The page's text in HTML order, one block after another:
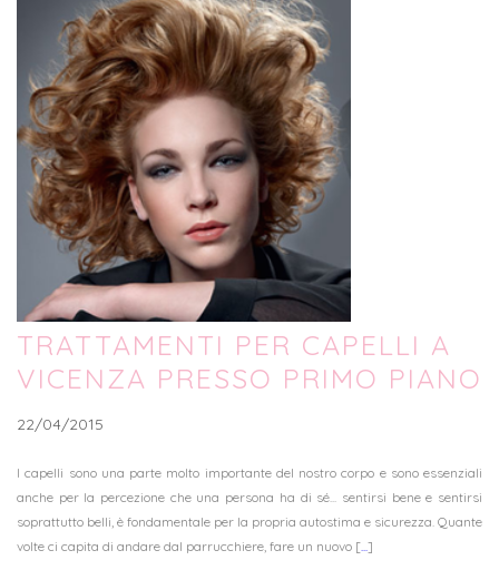
TRATTAMENTI PER CAPELLI A
VICENZA PRESSO PRIMO PIANO
22/04/2015
I capelli sono una parte molto importante del nostro corpo e sono essenziali
anche per la percezione che una persona ha di sé... sentirsi bene e sentirsi
soprattutto belli, è fondamentale per la propria autostima e sicurezza. Quante
volte ci capita di andare dal parrucchiere, fare un nuovo [...]